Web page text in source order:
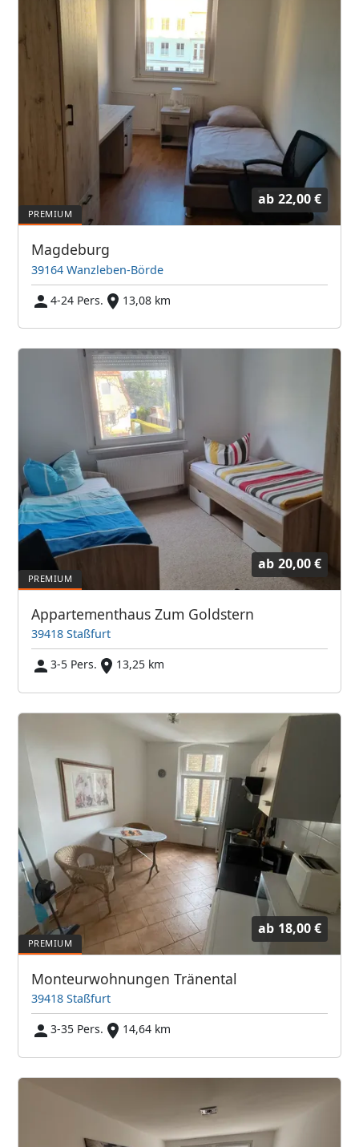
ab 22,00 €
Magdeburg
39164 Wanzleben-Börde
4-24 Pers.
13,08 km
ab 20,00 €
Appartementhaus Zum Goldstern
39418 Staßfurt
3-5 Pers.
13,25 km
ab 18,00 €
Monteurwohnungen Tränental
39418 Staßfurt
3-35 Pers.
14,64 km